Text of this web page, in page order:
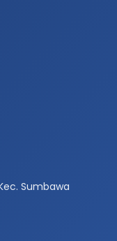
Sumbawa